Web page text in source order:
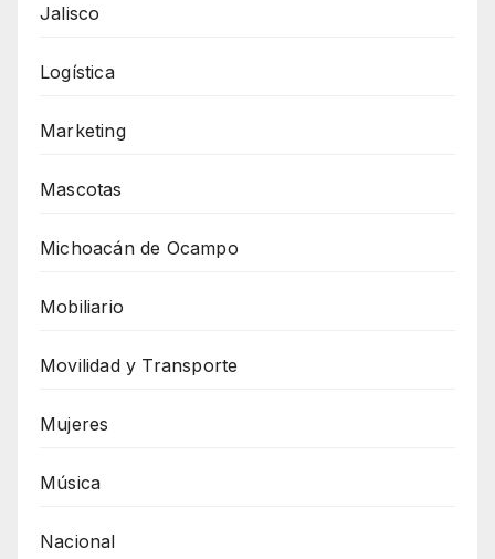
Jalisco
Logística
Marketing
Mascotas
Michoacán de Ocampo
Mobiliario
Movilidad y Transporte
Mujeres
Música
Nacional